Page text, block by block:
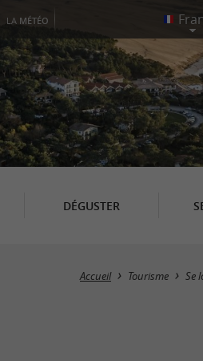
LA MÉTÉO
DÉGUSTER
Accueil Tourisme Se